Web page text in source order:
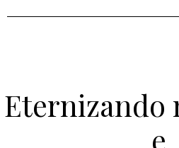
Eternizando
e